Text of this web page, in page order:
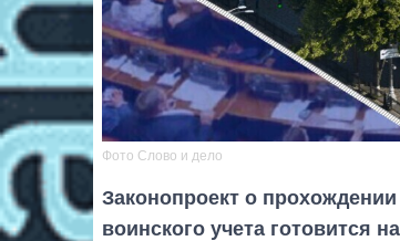
Фото Слово и дело
Законопроект о
воинского учета готовится